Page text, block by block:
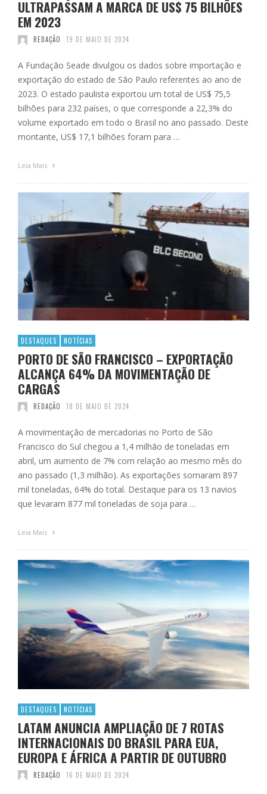
ULTRAPASSAM A MARCA DE US$ 75 BILHÕES
EM 2023
REDAÇÃO 19 DE MAIO DE 2024
A Fundação Seade divulgou os dados sobre importação e
exportação do estado de São Paulo referentes ao ano de
2023. O estado paulista exportou um total de US$ 75,5
bilhões para 232 países, o que corresponde a 22,3% do
volume exportado em todo o Brasil no ano passado. Deste
montante, US$ 17,1 bilhões foram para …
Leia Mais
DESTAQUES NOTÍCIAS
PORTO DE SÃO FRANCISCO – EXPORTAÇÃO
ALCANÇA 64% DA MOVIMENTAÇÃO DE
CARGAS
REDAÇÃO 18 DE MAIO DE 2024
A movimentação de mercadorias no Porto de São
Francisco do Sul chegou a 1,4 milhão de toneladas em
abril, um aumento de 7% com relação ao mesmo mês do
ano passado (1,3 milhão). As exportações somaram 897
mil toneladas, 64% do total. Destaque para os 13 navios
que levaram 877 mil toneladas de soja para …
Leia Mais
DESTAQUES NOTÍCIAS
LATAM ANUNCIA AMPLIAÇÃO DE 7 ROTAS
INTERNACIONAIS DO BRASIL PARA EUA,
EUROPA E ÁFRICA A PARTIR DE OUTUBRO
REDAÇÃO 16 DE MAIO DE 2024